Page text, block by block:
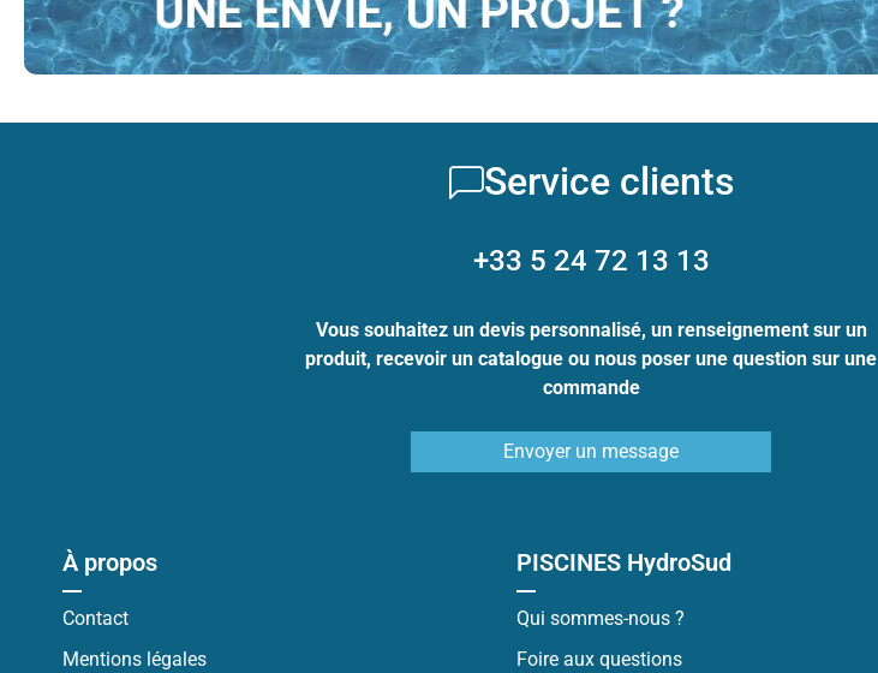
Service clients
+33 5 24 72 13 13
Vous souhaitez un devis personnalisé, un renseignement sur un
produit, recevoir un catalogue ou nous poser une question sur une
commande
Envoyer un message
À propos
Contact
Mentions légales
PISCINES HydroSud
Qui sommes-nous ?
Foire aux questions